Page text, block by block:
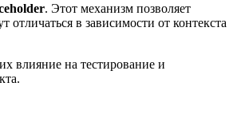
. Этот механизм позволяет
в зависимости от контекста
влияние на тестирование и